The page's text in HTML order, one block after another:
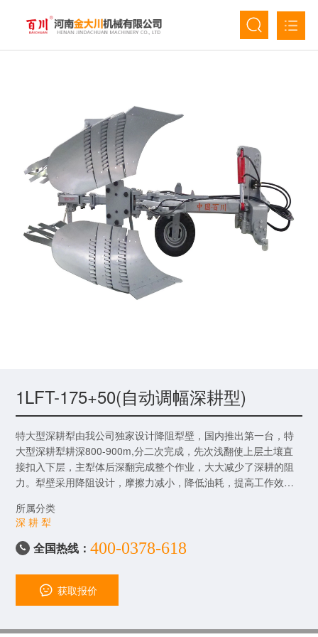
新闻资讯
联系我们
1LFT-175+50(自动调幅深耕型)
特大型深耕犁由我公司独家设计降阻犁壁，国内推出第一台，特
大型深耕犁耕深800-900m,分二次完成，先次浅翻使上层土壤直
接扣入下层，主犁体后深翻完成整个作业，大大减少了深耕的阻
力。犁壁采用降阻设计，摩擦力减小，降低油耗，提高工作效
所属分类
深 耕 犁
 全国热线：400-0378-618
获取报价